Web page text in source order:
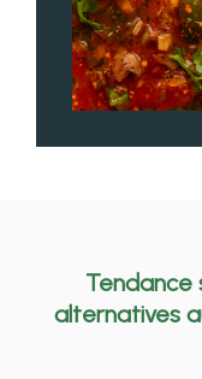
Tendance
alternatives